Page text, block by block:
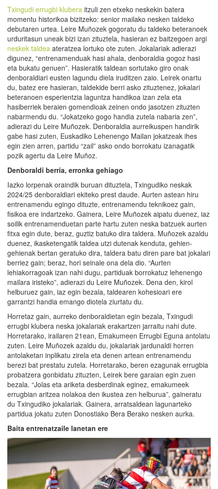
Txingudi errugbi klubera itzuli zen etxeko neskekin batera
momentu historikoa bizitzeko: senior mailako nesken taldeko
debutaren urtea. Leire Muñozek gogoratu du taldeko beteranoek
urduritasun uneak bizi izan zituztela, hasieran ez baitzegoen argi
neskek taldea ateratzea lortuko ote zuten. Jokalariak adierazi
digunez, “entrenamenduak hasi ahala, denboraldia gogoz hasi
eta bukatu genuen”. Hasieratik taldean sortutako giro onak
denboraldiari eusten lagundu diela iruditzen zaio. Leirek onartu
du, batez ere hasieran, taldekide berri asko zituztenez, jokalari
beteranoen esperientzia laguntza handikoa izan zela eta
hasiberriek beraien gomendioak zeinen ondo jasotzen zituzten
nabarmendu du. “Jokatzeko gogo handia zutela nabaria zen”,
adierazi du Leire Muñozek. Denboraldia aurreikuspen handirik
gabe hasi zuten, Euskadiko Lehenengo Mailan jokatzeak ihes
egin zien arren, partidu “zail” asko ondo borrokatu izanagatik
pozik agertu da Leire Muñoz.
Denboraldi berria, erronka gehiago
Iazko lorpenak oraindik buruan dituztela, Txingudiko neskak
2024/25 denboraldiari ekiteko prest daude. Aurten astean hiru
entrenamendu egingo dituzte, entrenamendu teknikoez gain,
fisikoa ere indartzeko. Gainera, Leire Muñozek aipatu duenez, iaz
soilik entrenamenduetan parte hartu zuten neska batzuek aurten
fitxa egin dute, beraz, guztiz batuko dira taldera. Muñozek azaldu
duenez, ikasketengatik taldea utzi dutenak kenduta, gehien-
gehienak bertan geratuko dira, taldera batu diren pare bat jokalari
berriez gain; beraz, hori seinale ona dela dio. “Aurten
lehiakorragoak izan nahi dugu, partiduak borrokatuz lehenengo
mailara iristeko”, adierazi du Leire Muñozek. Dena den, kirol
helburuez gain, iaz egin bezala, taldearen kohesioari ere
garrantzi handia emango diotela ziurtatu du.
Horretaz gain, aurreko denboraldietan egin bezala, Txingudi
errugbi klubera neska jokalariak erakartzen jarraitu nahi dute.
Horretarako, irailaren 21ean, Emakumeen Errugbi Eguna antolatu
zuten. Leire Muñozek azaldu du, jokalariak jardunaldi horren
antolaketan inplikatu zirela eta denen artean entrenamendu
berezi bat prestatu zutela. Horretarako, beren ezagunak errugbia
probatzera gonbidatu zituzten, Leirek bere garaian egin zuen
bezala. “Jolas eta ariketa desberdinak eginez, emakumeek
errugbian aritzea nolakoa den ikustea zen helburua”, gaineratu
du Txingudiko jokalariak. Gainera, arratsaldean lagunarteko
partidua jokatu zuten Donostiako Bera Berako nesken aurka.
Baita entrenatzaile lanetan ere